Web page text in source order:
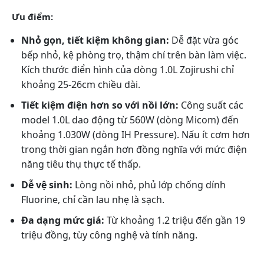
Ưu điểm:
Nhỏ gọn, tiết kiệm không gian: Dễ đặt vừa góc
bếp nhỏ, kệ phòng trọ, thậm chí trên bàn làm việc.
Kích thước điển hình của dòng 1.0L Zojirushi chỉ
khoảng 25-26cm chiều dài.
Tiết kiệm điện hơn so với nồi lớn: Công suất các
model 1.0L dao động từ 560W (dòng Micom) đến
khoảng 1.030W (dòng IH Pressure). Nấu ít cơm hơn
trong thời gian ngắn hơn đồng nghĩa với mức điện
năng tiêu thụ thực tế thấp.
Dễ vệ sinh: Lòng nồi nhỏ, phủ lớp chống dính
Fluorine, chỉ cần lau nhẹ là sạch.
Đa dạng mức giá: Từ khoảng 1.2 triệu đến gần 19
triệu đồng, tùy công nghệ và tính năng.